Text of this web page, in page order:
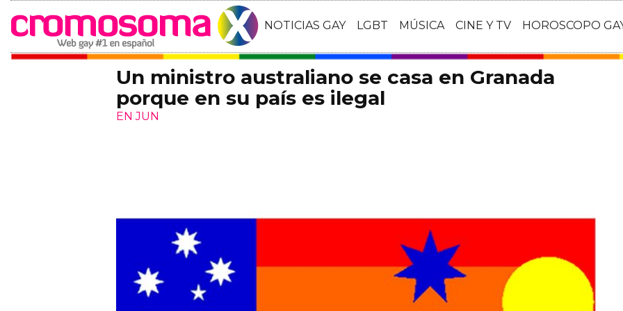
NOTICIAS GAY LGBT MÚSICA CINE Y TV HOROSCOPO
Un ministro australiano se casa en Granada
porque en su país es ilegal
EN JUN